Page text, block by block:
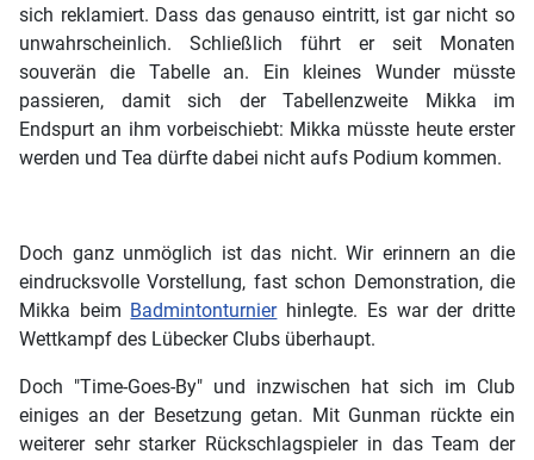
sich reklamiert. Dass das genauso eintritt, ist gar nicht so
unwahrscheinlich. Schließlich führt er seit Monaten
souverän die Tabelle an. Ein kleines Wunder müsste
passieren, damit sich der Tabellenzweite Mikka im
Endspurt an ihm vorbeischiebt: Mikka müsste heute erster
werden und Tea dürfte dabei nicht aufs Podium kommen.
Doch ganz unmöglich ist das nicht. Wir erinnern an die
eindrucksvolle Vorstellung, fast schon Demonstration, die
Mikka beim Badmintonturnierhinlegte. Es war der dritte
Wettkampf des Lübecker Clubs überhaupt.
Doch "Time-Goes-By" und inzwischen hat sich im Club
einiges an der Besetzung getan. Mit Gunman rückte ein
weiterer sehr starker Rückschlagspieler in das Team der